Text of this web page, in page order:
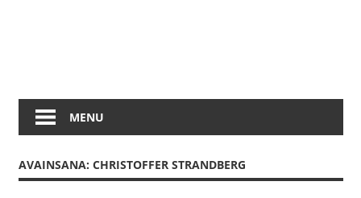
MENU
AVAINSANA: CHRISTOFFER STRANDBERG